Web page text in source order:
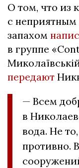
О том, что из
с неприятным
запахом
в группе
передают
— Всем
в
вода. Не
противно.